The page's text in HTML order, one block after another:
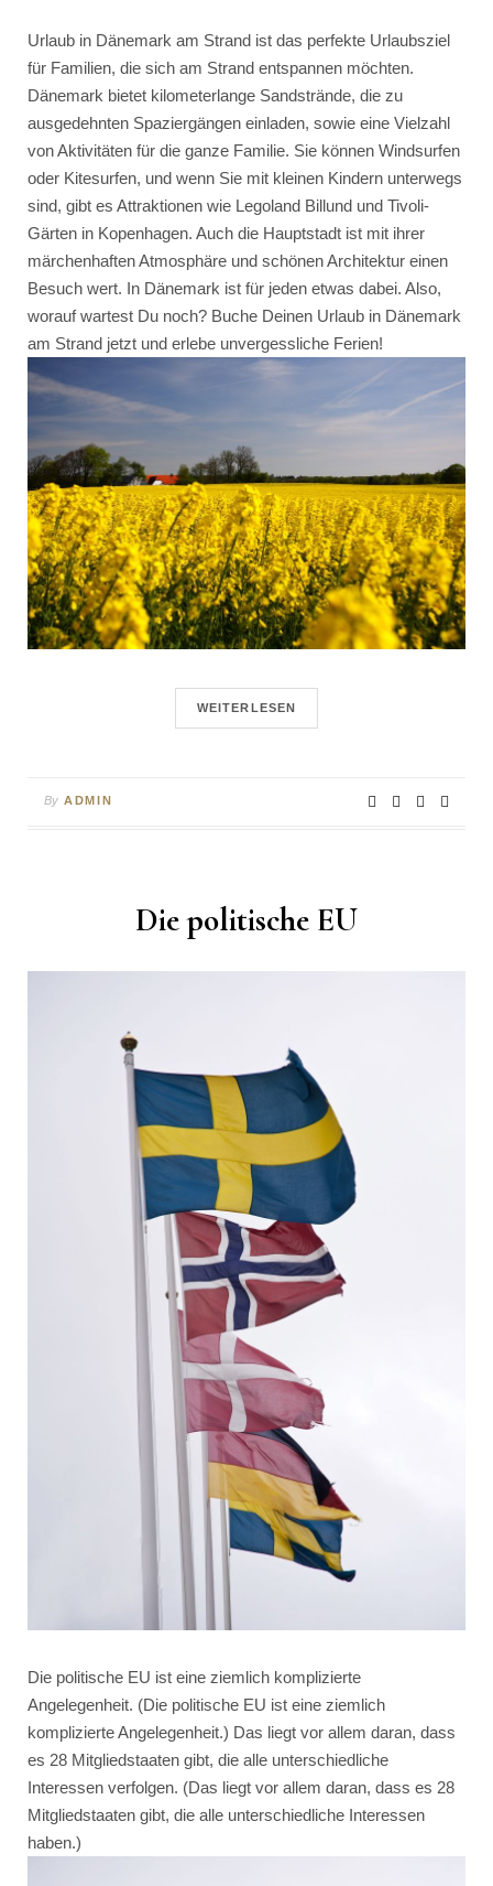
Urlaub in Dänemark am Strand ist das perfekte Urlaubsziel
für Familien, die sich am Strand entspannen möchten.
Dänemark bietet kilometerlange Sandstrände, die zu
ausgedehnten Spaziergängen einladen, sowie eine Vielzahl
von Aktivitäten für die ganze Familie. Sie können Windsurfen
oder Kitesurfen, und wenn Sie mit kleinen Kindern unterwegs
sind, gibt es Attraktionen wie Legoland Billund und Tivoli-
Gärten in Kopenhagen. Auch die Hauptstadt ist mit ihrer
märchenhaften Atmosphäre und schönen Architektur einen
Besuch wert. In Dänemark ist für jeden etwas dabei. Also,
worauf wartest Du noch? Buche Deinen Urlaub in Dänemark
am Strand jetzt und erlebe unvergessliche Ferien!
WEITERLESEN
By ADMIN
Die politische EU
Die politische EU ist eine ziemlich komplizierte
Angelegenheit. (Die politische EU ist eine ziemlich
komplizierte Angelegenheit.) Das liegt vor allem daran, dass
es 28 Mitgliedstaaten gibt, die alle unterschiedliche
Interessen verfolgen. (Das liegt vor allem daran, dass es 28
Mitgliedstaaten gibt, die alle unterschiedliche Interessen
haben.)